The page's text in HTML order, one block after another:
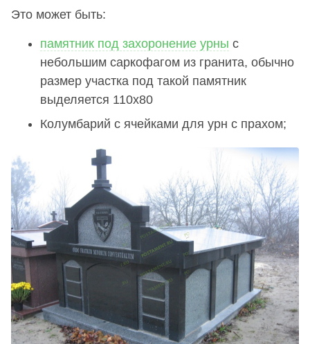
Это может быть:
памятник под захоронение урны с
небольшим саркофагом из гранита, обычно
размер участка под такой памятник
выделяется 110х80
Колумбарий с ячейками для урн с прахом;